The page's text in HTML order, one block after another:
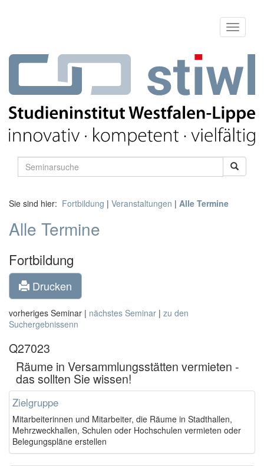
Sie sind hier: Fortbildung | Veranstaltungen | Alle Termine
Alle Termine
Fortbildung
Drucken
vorheriges Seminar | nächstes Seminar | zu den
Suchergebnissenn
Q27023
Räume in Versammlungsstätten vermieten -
das sollten Sie wissen!
Zielgruppe
Mitarbeiterinnen und Mitarbeiter, die Räume in Stadthallen,
Mehrzweckhallen, Schulen oder Hochschulen vermieten oder
Belegungspläne erstellen